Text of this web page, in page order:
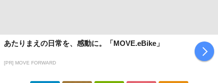
あたりまえの日常を、感動に。「MOVE.eBike」
[PR] MOVE FORWARD